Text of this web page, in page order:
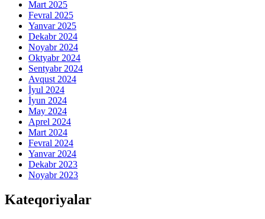
Mart 2025
Fevral 2025
Yanvar 2025
Dekabr 2024
Noyabr 2024
Oktyabr 2024
Sentyabr 2024
Avqust 2024
İyul 2024
İyun 2024
May 2024
Aprel 2024
Mart 2024
Fevral 2024
Yanvar 2024
Dekabr 2023
Noyabr 2023
Kateqoriyalar